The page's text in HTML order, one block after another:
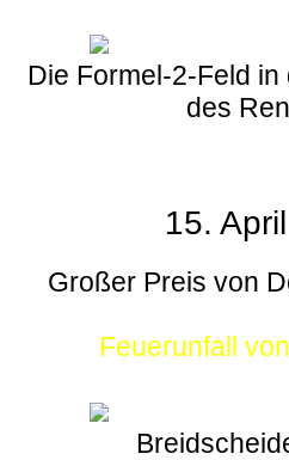
Die Formel-2-Feld
des
15.
Großer Preis von
Feuerunfall